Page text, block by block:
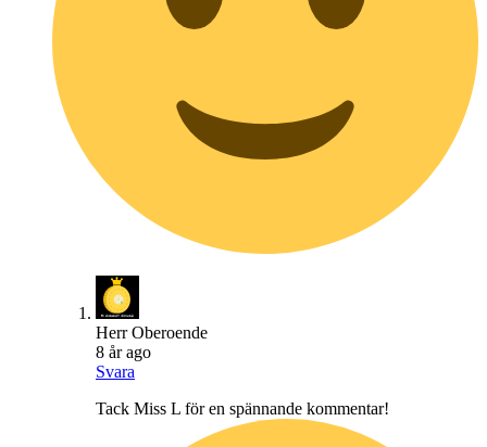
Herr Oberoende
8 år ago
Svara
Tack Miss L för en spännande kommentar!